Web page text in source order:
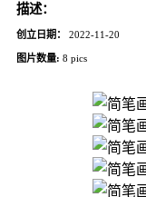
描述：
创立日期： 2022-11-20
图片数量: 8 pics